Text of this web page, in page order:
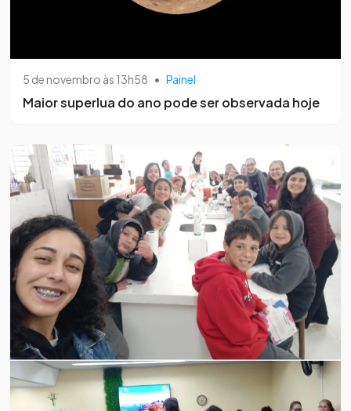
5 de novembro às 13h58 • Painel
Maior superlua do ano pode ser observada hoje